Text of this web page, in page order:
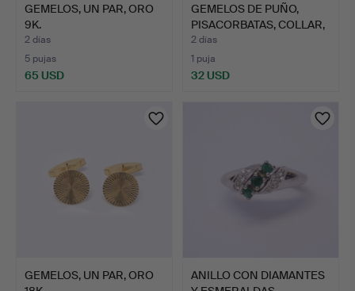
GEMELOS, UN PAR, ORO
9K.
2 días
5 pujas
65 USD
GEMELOS DE PUÑO,
PISACORBATAS, COLLAR,
PLA…
2 días
1 puja
32 USD
GEMELOS, UN PAR, ORO
ANILLO CON DIAMANTES